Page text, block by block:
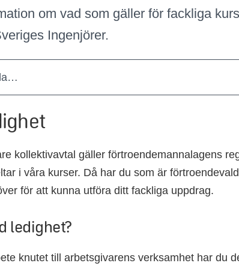
om vad som gäller för fackliga
Ingenjörer.
kollektivavtal gäller förtroendemannalagens
i våra kurser. Då har du som är
för att kunna utföra ditt fackliga uppdrag.
ledighet?
knutet till arbetsgivarens verksamhet har du